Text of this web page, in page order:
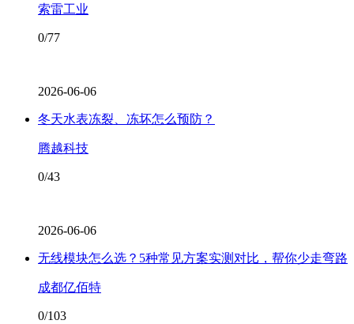
索雷工业
0/77
2026-06-06
冬天水表冻裂、冻坏怎么预防？
腾越科技
0/43
2026-06-06
无线模块怎么选？5种常见方案实测对比，帮你少走弯路
成都亿佰特
0/103